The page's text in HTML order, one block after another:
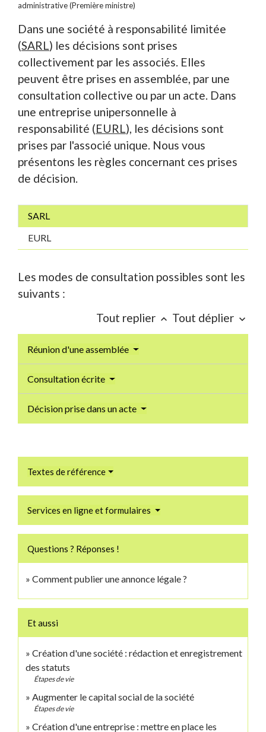
administrative (Première ministre)
Dans une société à responsabilité limitée
(SARL) les décisions sont prises
collectivement par les associés. Elles
peuvent être prises en assemblée, par une
consultation collective ou par un acte. Dans
une entreprise unipersonnelle à
responsabilité (EURL), les décisions sont
prises par l'associé unique. Nous vous
présentons les règles concernant ces prises
de décision.
SARL
EURL
Les modes de consultation possibles sont les
suivants :
Tout replier keyboard_arrow_up Tout déplier keyboard_arrow_down
Réunion d'une assemblée
Consultation écrite
Décision prise dans un acte
Textes de référence
Services en ligne et formulaires
Questions ? Réponses !
Comment publier une annonce légale ?
Et aussi
Création d'une société : rédaction et enregistrement
des statuts
Étapes de vie
Augmenter le capital social de la société
Étapes de vie
Création d'une entreprise : mettre en place les